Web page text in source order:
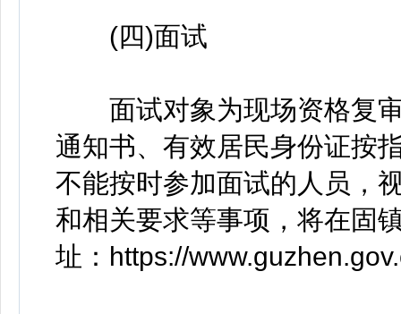
(四)面试
面试对象为现场资格复审
通知书、有效居民身份证按
不能按时参加面试的人员，
和相关要求等事项，将在固
址：https://